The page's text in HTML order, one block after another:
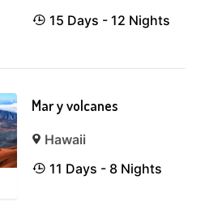
15 Days - 12 Nights
Mar y volcanes
Hawaii
11 Days - 8 Nights